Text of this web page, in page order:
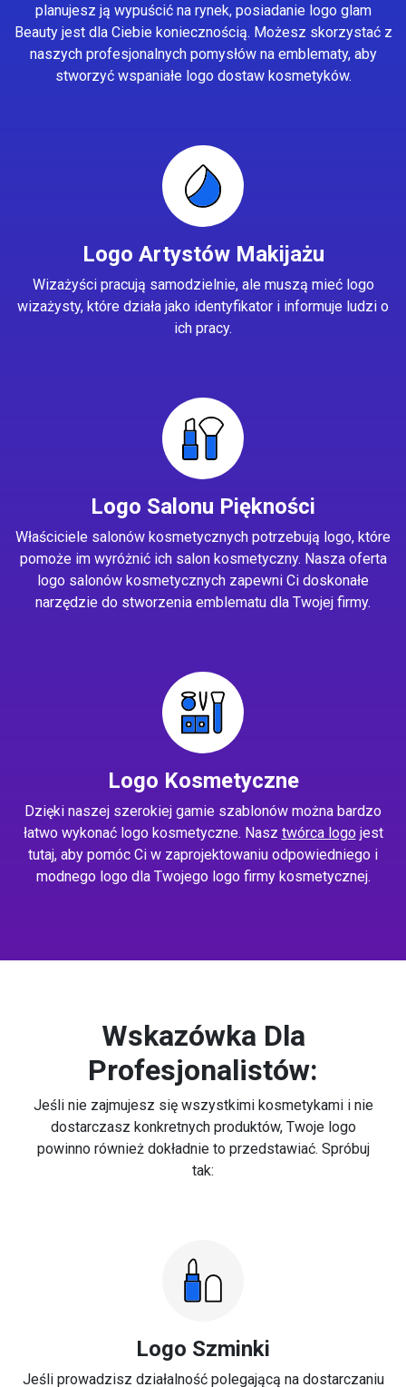
planujesz ją wypuścić na rynek, posiadanie logo glam
Beauty jest dla Ciebie koniecznością. Możesz skorzystać z
naszych profesjonalnych pomysłów na emblematy, aby
stworzyć wspaniałe logo dostaw kosmetyków.
Logo Artystów Makijażu
Wizażyści pracują samodzielnie, ale muszą mieć logo
wizażysty, które działa jako identyfikator i informuje ludzi o
ich pracy.
Logo Salonu Piękności
Właściciele salonów kosmetycznych potrzebują logo, które
pomoże im wyróżnić ich salon kosmetyczny. Nasza oferta
logo salonów kosmetycznych zapewni Ci doskonałe
narzędzie do stworzenia emblematu dla Twojej firmy.
Logo Kosmetyczne
Dzięki naszej szerokiej gamie szablonów można bardzo
łatwo wykonać logo kosmetyczne. Nasz twórca logojest
tutaj, aby pomóc Ci w zaprojektowaniu odpowiedniego i
modnego logo dla Twojego logo firmy kosmetycznej.
Wskazówka Dla
Profesjonalistów:
Jeśli nie zajmujesz się wszystkimi kosmetykami i nie
dostarczasz konkretnych produktów, Twoje logo
powinno również dokładnie to przedstawiać. Spróbuj
tak:
Logo Szminki
Jeśli prowadzisz działalność polegającą na dostarczaniu